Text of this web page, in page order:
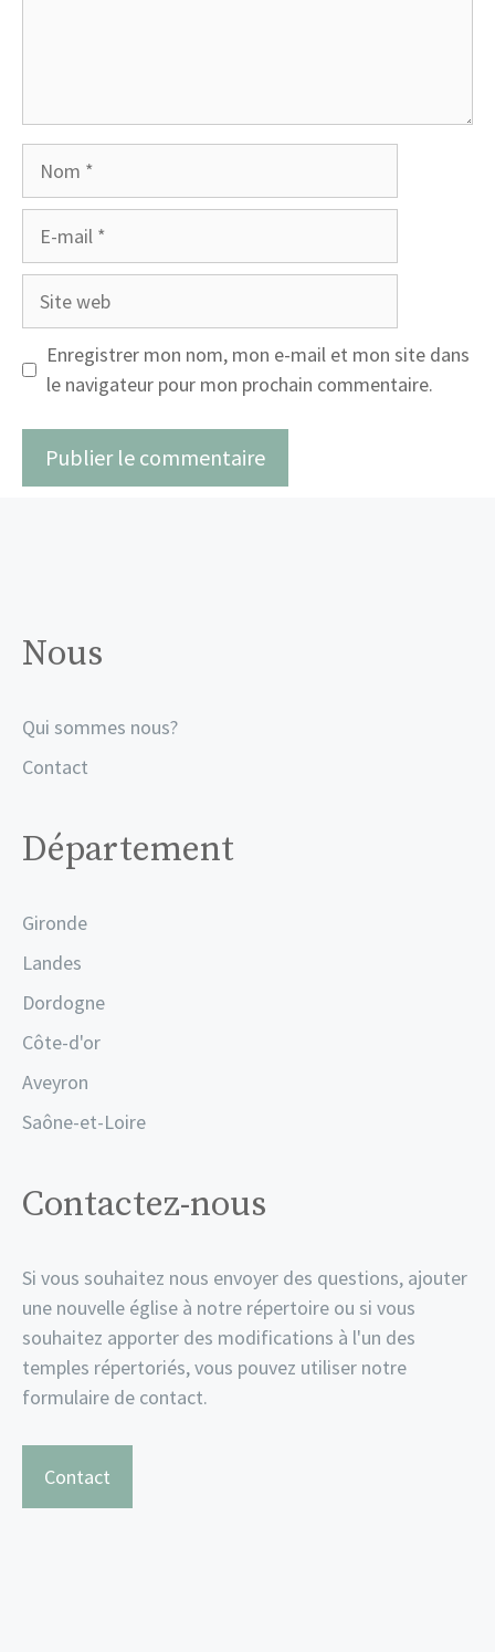
Site
Enregistrer mon nom, mon e-mail et mon site dans
le navigateur pour mon prochain commentaire.
Nous
Qui sommes nous?
Contact
Département
Gironde
Landes
Dordogne
Côte-d'or
Aveyron
Saône-et-Loire
Contactez-nous
Si vous souhaitez nous envoyer des questions, ajouter
une nouvelle église à notre répertoire ou si vous
souhaitez apporter des modifications à l'un des
temples répertoriés, vous pouvez utiliser notre
formulaire de contact.
Contact